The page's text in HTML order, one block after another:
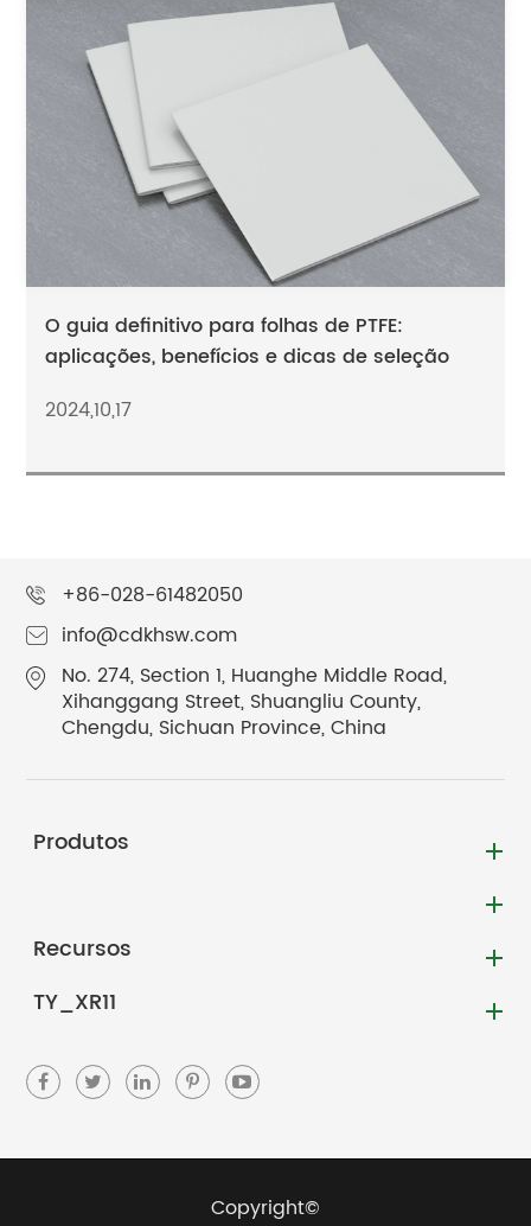
O guia definitivo para folhas de PTFE:
aplicações, benefícios e dicas de seleção
2024,10,17
+86-028-61482050
info@cdkhsw.com
No. 274, Section 1, Huanghe Middle Road,
Xihanggang Street, Shuangliu County,
Chengdu, Sichuan Province, China
Produtos
Recursos
TY_XR11
Copyright©